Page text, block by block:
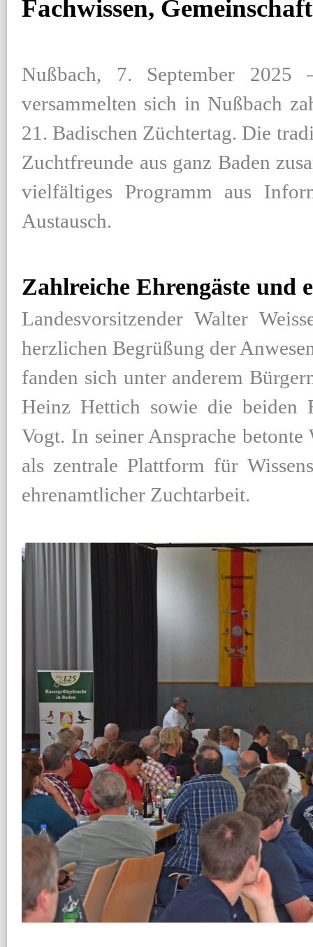
Fachwissen,
Nußbach, 7. September 2025
versammelten sich in Nußbach
21. Badischen Züchtertag. Die
Zuchtfreunde aus ganz Baden
vielfältiges Programm aus
Austausch.
Zahlreiche Ehrengäste und
Landesvorsitzender Walter
herzlichen Begrüßung der
fanden sich unter anderem
Heinz Hettich sowie die beiden
Vogt. In seiner Ansprache betonte
als zentrale Plattform für
ehrenamtlicher Zuchtarbeit.